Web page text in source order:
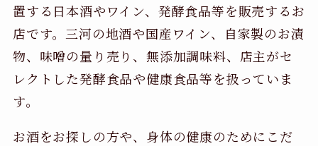
置する日本酒やワイン、発酵食品等を販売するお
店です。三河の地酒や国産ワイン、自家製のお漬
物、味噌の量り売り、無添加調味料、店主がセ
レクトした発酵食品や健康食品等を扱っていま
す。
お酒をお探しの方や、身体の健康のためにこだ